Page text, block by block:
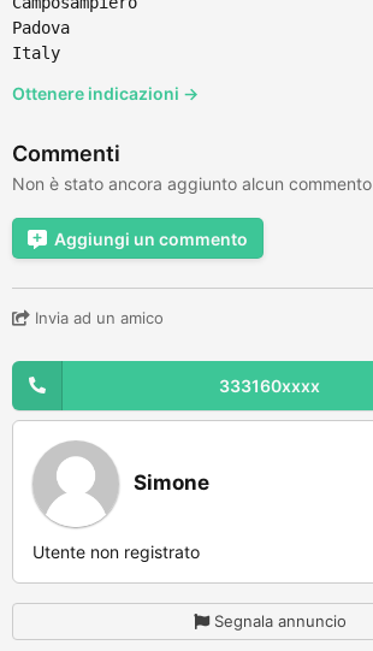
Padova
Italy
Ottenere indicazioni →
Commenti
Non è stato ancora aggiunto alcun commento
Aggiungi un commento
Invia ad un amico
333160xxxx
Simone
Utente non registrato
Segnala annuncio